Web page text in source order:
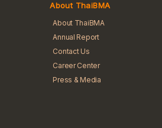
About ThaiBMA
About ThaiBMA
Annual Report
Contact Us
Career Center
Press & Media